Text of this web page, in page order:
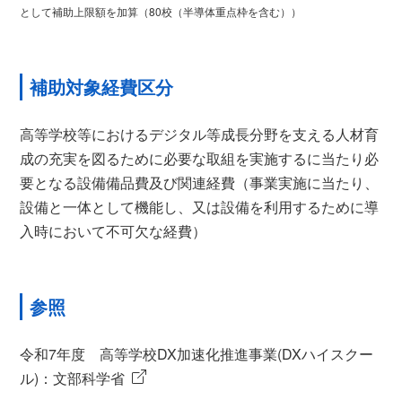
として補助上限額を加算（80校（半導体重点枠を含む））
補助対象経費区分
高等学校等におけるデジタル等成長分野を支える人材育
成の充実を図るために必要な取組を実施するに当たり必
要となる設備備品費及び関連経費（事業実施に当たり、
設備と一体として機能し、又は設備を利用するために導
入時において不可欠な経費）
参照
令和7年度 高等学校DX加速化推進事業(DXハイスクー
ル)：文部科学省